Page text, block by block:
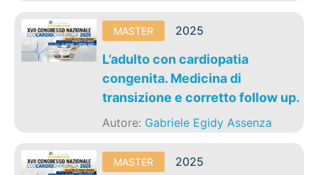
MASTER 2025
L’adulto con cardiopatia
congenita. Medicina di
transizione e corretto follow up.
Autore: Gabriele Egidy Assenza
MASTER 2025